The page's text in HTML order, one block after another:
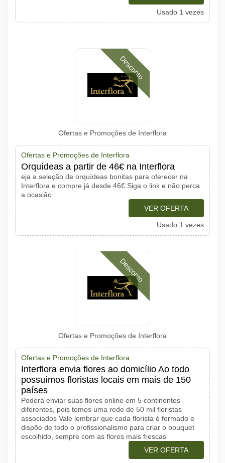
Usado 1 vezes
Desconto
Ofertas e Promoções de Interflora
Ofertas e Promoções de Interflora
Orquídeas a partir de 46€ na Interflora
eja a seleção de orquídeas bonitas para oferecer na
Interflora e compre já desde 46€ Siga o link e não perca
a ocasião
VER OFERTA
Usado 1 vezes
Desconto
Ofertas e Promoções de Interflora
Ofertas e Promoções de Interflora
Interflora envia flores ao domicílio Ao todo
possuímos floristas locais em mais de 150
países
Poderá enviar suas flores online em 5 continentes
diferentes, pois temos uma rede de 50 mil floristas
associados Vale lembrar que cada florista é formado e
dispõe de todo o profissionalismo para criar o bouquet
escolhido, sempre com as flores mais frescas
VER OFERTA